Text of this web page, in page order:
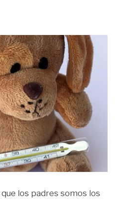
los padres somos los